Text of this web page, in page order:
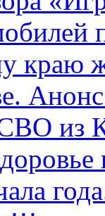
краю
из